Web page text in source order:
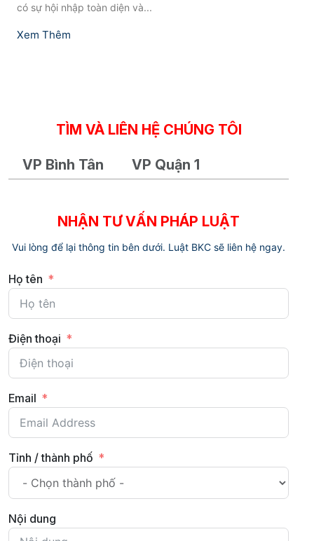
có sự hội nhập toàn diện và...
Xem Thêm
TÌM VÀ LIÊN HỆ CHÚNG TÔI
VP Bình Tân VP Quận 1
NHẬN TƯ VẤN PHÁP LUẬT
Vui lòng để lại thông tin bên dưới. Luật BKC sẽ liên hệ ngay.
Họ tên
Điện thoại
Email
Tỉnh / thành phố
Nội dung